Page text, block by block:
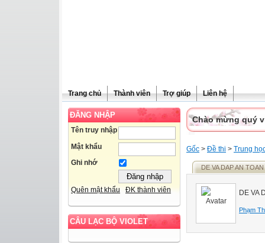
Trang chủ Thành viên Trợ giúp Liên hệ
ĐĂNG NHẬP
Tên truy nhập
Mật khẩu
Ghi nhớ
Quên mật khẩu ĐK thành viên
CÂU LẠC BỘ VIOLET
Chào mừng quý
Gốc > Đề thi > Trung
DE VA DAP AN
DE VA
Phạm